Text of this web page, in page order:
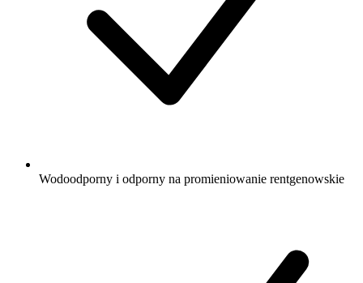
Wodoodporny i odporny na promieniowanie rentgenowskie